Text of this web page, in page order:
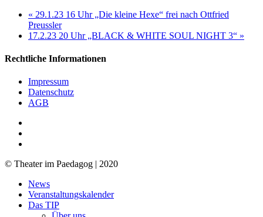
« 29.1.23 16 Uhr „Die kleine Hexe“ frei nach Ottfried
Preussler
17.2.23 20 Uhr „BLACK & WHITE SOUL NIGHT 3“ »
Rechtliche Informationen
Impressum
Datenschutz
AGB
© Theater im Paedagog | 2020
Close
Menu
News
Veranstaltungskalender
Das TIP